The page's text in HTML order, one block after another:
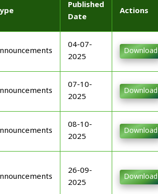
Published
Date
Actions
04-07-
2025
Download
07-10-
2025
Download
08-10-
2025
Download
26-09-
2025
Download